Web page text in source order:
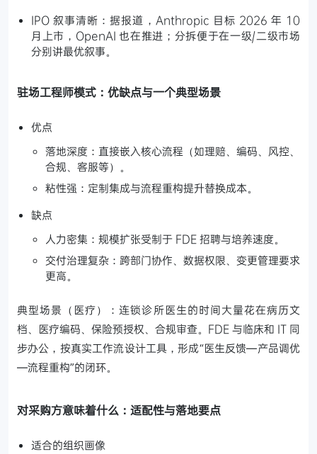
IPO 叙事清晰：据报道，Anthropic 目标 2026 年 10
月上市，OpenAI 也在推进；分拆便于在一级/二级市场
分别讲最优叙事。
驻场工程师模式：优缺点与一个典型场景
优点
落地深度：直接嵌入核心流程（如理赔、编码、风控、
合规、客服等）。
粘性强：定制集成与流程重构提升替换成本。
缺点
人力密集：规模扩张受制于 FDE 招聘与培养速度。
交付治理复杂：跨部门协作、数据权限、变更管理要求
更高。
典型场景（医疗）：连锁诊所医生的时间大量花在病历文
档、医疗编码、保险预授权、合规审查。FDE 与临床和 IT 同
步办公，按真实工作流设计工具，形成“医生反馈—产品调优
—流程重构”的闭环。
对采购方意味着什么：适配性与落地要点
适合的组织画像